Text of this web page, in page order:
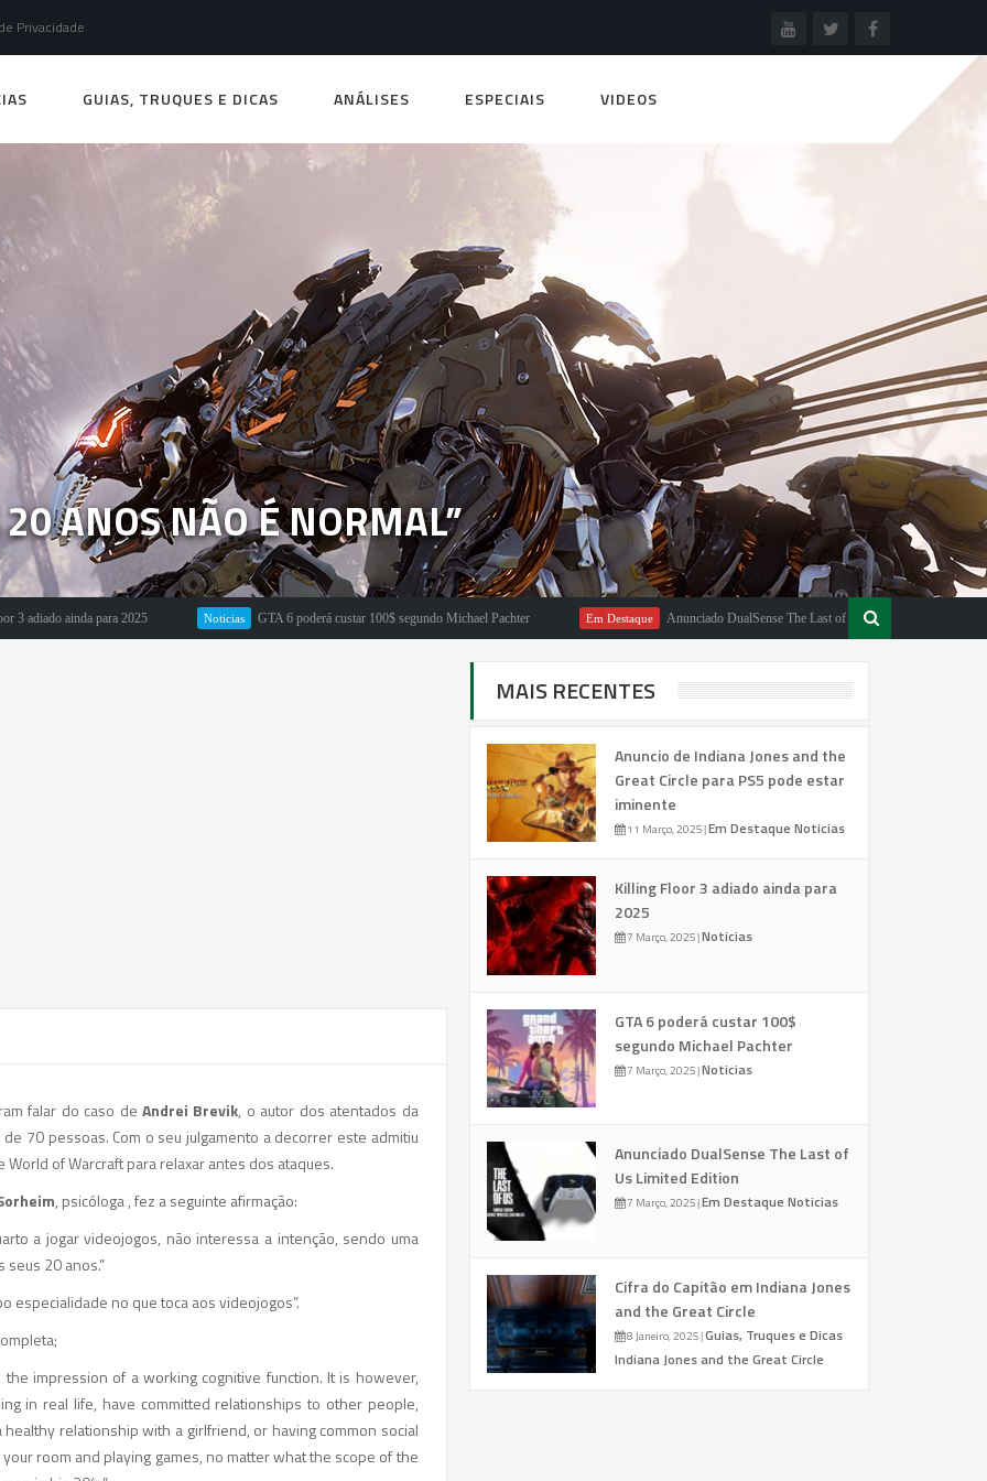
Privacidade
GUIAS, TRUQUES E DICAS ANÁLISES ESPECIAIS VIDEOS
ANOS NÃO É NORMAL”
ainda para 2025 GTA 6 poderá custar 100$ segundo Michael Pachter Em Destaque Anunciado DualSense The Last of Us Limited Edition
falar do caso de Andrei Brevik, o autor dos atentados da
70 pessoas. Com o seu julgamento a decorrer este admitiu
World of Warcraft para relaxar antes dos ataques.
, psicóloga , fez a seguinte afirmação:
a jogar videojogos, não interessa a intenção, sendo uma
seus 20 anos.”
especialidade no que toca aos videojogos”.
impression of a working cognitive function. It is however,
in real life, have committed relationships to other people,
relationship with a girlfriend, or having common social
room and playing games, no matter what the scope of the
MAIS RECENTES
Anuncio de Indiana Jones and the
Great Circle para PS5 pode estar
iminente
11 Março, 2025|Em Destaque Noticias
Killing Floor 3 adiado ainda para
2025
7 Março, 2025|Noticias
GTA 6 poderá custar 100$
segundo Michael Pachter
7 Março, 2025|Noticias
Anunciado DualSense The Last of
Us Limited Edition
7 Março, 2025|Em Destaque Noticias
Cifra do Capitão em Indiana Jones
and the Great Circle
8 Janeiro, 2025|Guias, Truques e Dicas
Indiana Jones and the Great Circle